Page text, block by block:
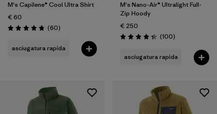
M's Capilene® Cool Ultra Shirt
€ 60
Valutazione: 4.8 / 5
(60Recensioni
)
asciugatura rapida
M's Nano-Air® Ultralight Full-
Zip Hoody
€ 250
Valutazione: 4.3 / 5
(100Recensioni
)
asciugatura rapida